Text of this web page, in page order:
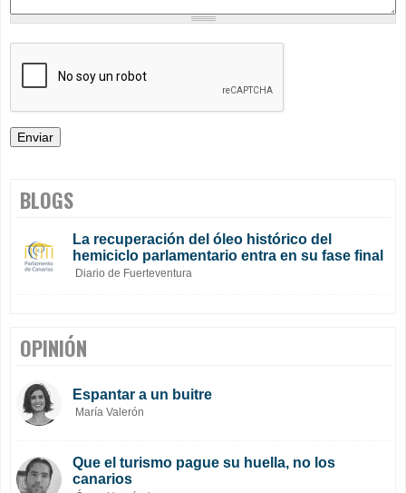
BLOGS
La recuperación del óleo histórico del
hemiciclo parlamentario entra en su fase final
Diario de Fuerteventura
OPINIÓN
Espantar a un buitre
María Valerón
Que el turismo pague su huella, no los
canarios